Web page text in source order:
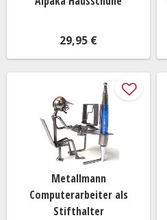
29,95 €
Metallmann
Computerarbeiter als
Stifthalter